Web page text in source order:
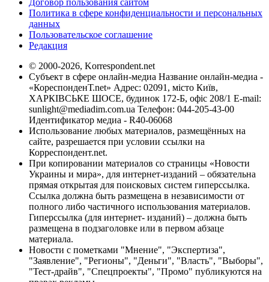
Договор пользования сайтом
Политика в сфере конфиденциальности и персональных
данных
Пользовательское соглашение
Редакция
© 2000-2026, Korrespondent.net
Субъект в сфере онлайн-медиа Название онлайн-медиа -
«КореспонденТ.net» Адрес: 02091, місто Київ,
ХАРКІВСЬКЕ ШОСЕ, будинок 172-Б, офіс 208/1 E-mail:
sunlight@mediadim.com.ua Телефон: 044-205-43-00
Идентификатор медиа - R40-06068
Использование любых материалов, размещённых на
сайте, разрешается при условии ссылки на
Корреспондент.net.
При копировании материалов со страницы «Новости
Украины и мира», для интернет-изданий – обязательна
прямая открытая для поисковых систем гиперссылка.
Ссылка должна быть размещена в независимости от
полного либо частичного использования материалов.
Гиперссылка (для интернет- изданий) – должна быть
размещена в подзаголовке или в первом абзаце
материала.
Новости с пометками "Мнение", "Экспертиза",
"Заявление", "Регионы", "Деньги", "Власть", "Выборы",
"Тест-драйв", "Спецпроекты", "Промо" публикуются на